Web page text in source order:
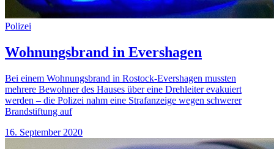
Polizei
Wohnungsbrand in Evershagen
Bei einem Wohnungsbrand in Rostock-Evershagen mussten
mehrere Bewohner des Hauses über eine Drehleiter evakuiert
werden – die Polizei nahm eine Strafanzeige wegen schwerer
Brandstiftung auf
16. September 2020